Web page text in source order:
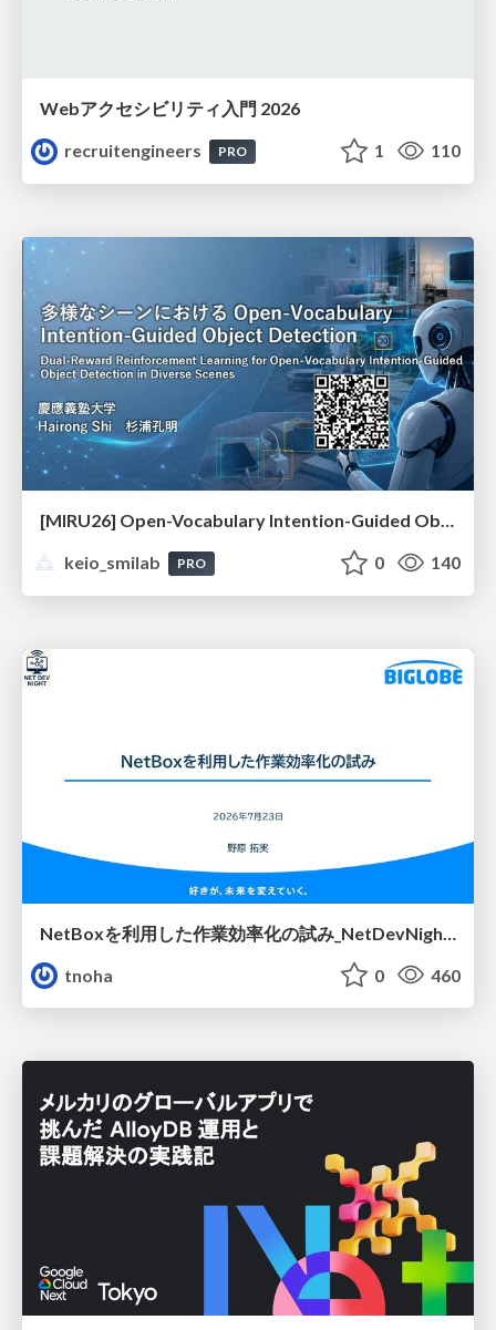
Webアクセシビリティ入門 2026
recruitengineers
PRO 1 110
[MIRU26] Open-Vocabulary Intention-Guided Object Detection in Diverse Scenes
keio_smilab
PRO 0 140
tnoha
0 460